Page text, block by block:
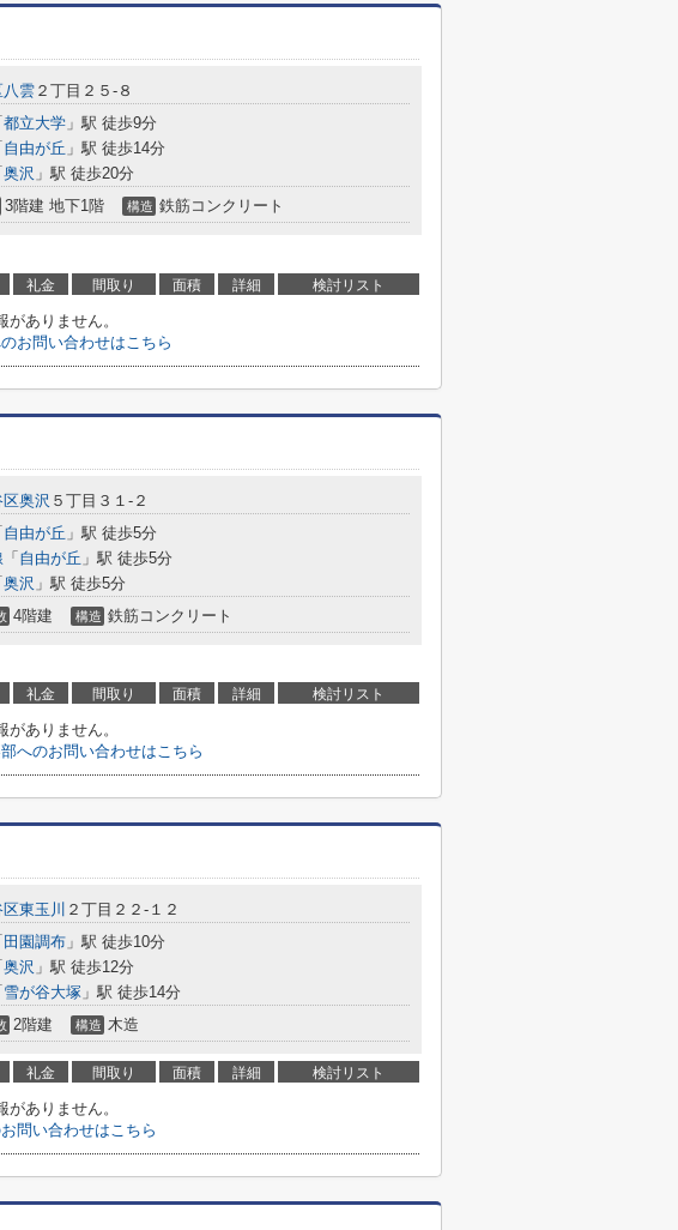
八雲 ２丁目２５-８
都立大学 」駅 徒歩9分
自由が丘 」駅 徒歩14分
奥沢 」駅 徒歩20分
3階建 地下1階 構造 鉄筋コンクリート
礼金 間取り 面積 詳細 検討リスト
がありません。
お問い合わせはこちら
区奥沢 ５丁目３１-２
自由が丘 」駅 徒歩5分
「 自由が丘 」駅 徒歩5分
奥沢 」駅 徒歩5分
4階建 構造 鉄筋コンクリート
礼金 間取り 面積 詳細 検討リスト
がありません。
へのお問い合わせはこちら
区東玉川 ２丁目２２-１２
田園調布 」駅 徒歩10分
奥沢 」駅 徒歩12分
雪が谷大塚 」駅 徒歩14分
2階建 構造 木造
礼金 間取り 面積 詳細 検討リスト
がありません。
問い合わせはこちら